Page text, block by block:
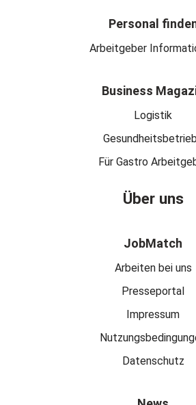
Personal
Arbeitgeber
Business
Logistik
Für Gastro
Über uns
JobMatch
Arbeiten bei uns
Presseportal
Impressum
Datenschutz